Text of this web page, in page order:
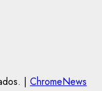
| ChromeNews